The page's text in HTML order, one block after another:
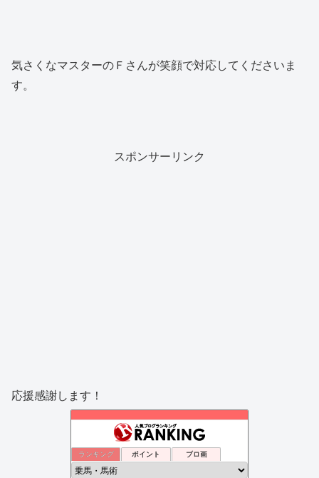
気さくなマスターのＦさんが笑顔で対応してくださいま
す。
スポンサーリンク
応援感謝します！
ランキング ポイント ブロ画